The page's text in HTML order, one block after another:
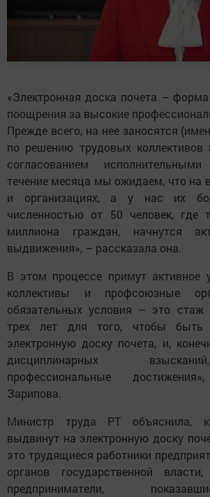
«Электронная доска почета –
поощрения за высокие
Прежде всего, на нее заносятся
по решению трудовых коллективов
согласованием
течение месяца мы ожидаем, что на
и организациях, а у нас их
численностью от 50 человек, где
миллиона граждан, начнутся
выдвижения», – рассказала она.
В этом процессе примут активное
коллективы и профсоюзные
обязательных условия – это
трех лет для того, чтобы
электронную доску почета, и,
дисциплинарных
профессиональные
Зарипова.
Министр труда РТ объяснила,
выдвинут на электронную доску
это трудящиеся работники
органов государственной
предприниматели,